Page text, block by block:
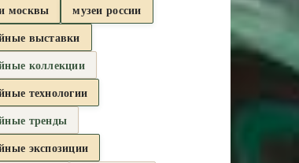
москвы
музеи россии
выставки
коллекции
технологии
тренды
экспозиции